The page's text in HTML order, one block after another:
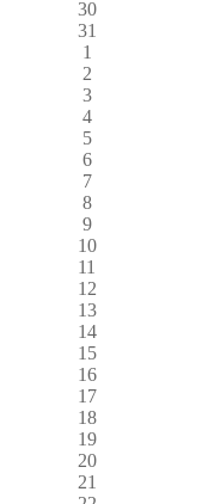
30
31
1
2
3
4
5
6
7
8
9
10
11
12
13
14
15
16
17
18
19
20
21